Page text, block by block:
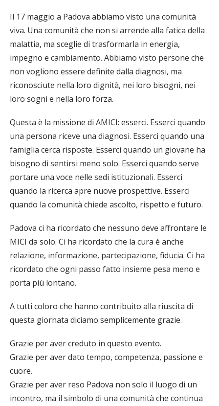
Il 17 maggio a Padova abbiamo visto una comunità
viva. Una comunità che non si arrende alla fatica della
malattia, ma sceglie di trasformarla in energia,
impegno e cambiamento. Abbiamo visto persone che
non vogliono essere definite dalla diagnosi, ma
riconosciute nella loro dignità, nei loro bisogni, nei
loro sogni e nella loro forza.
Questa è la missione di AMICI: esserci. Esserci quando
una persona riceve una diagnosi. Esserci quando una
famiglia cerca risposte. Esserci quando un giovane ha
bisogno di sentirsi meno solo. Esserci quando serve
portare una voce nelle sedi istituzionali. Esserci
quando la ricerca apre nuove prospettive. Esserci
quando la comunità chiede ascolto, rispetto e futuro.
Padova ci ha ricordato che nessuno deve affrontare le
MICI da solo. Ci ha ricordato che la cura è anche
relazione, informazione, partecipazione, fiducia. Ci ha
ricordato che ogni passo fatto insieme pesa meno e
porta più lontano.
A tutti coloro che hanno contribuito alla riuscita di
questa giornata diciamo semplicemente grazie.
Grazie per aver creduto in questo evento.
Grazie per aver dato tempo, competenza, passione e
cuore.
Grazie per aver reso Padova non solo il luogo di un
incontro, ma il simbolo di una comunità che continua